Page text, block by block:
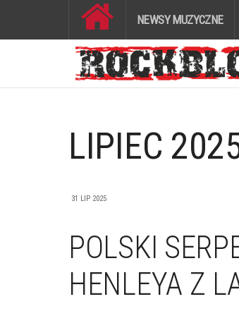
NEWSY MUZYCZNE
LIPIEC
31 LIP 2025
POLSKI
HENLEYA Z